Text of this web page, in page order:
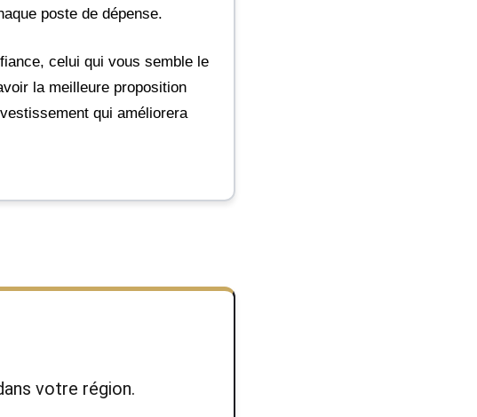
poste de dépense.
celui qui vous semble le
la meilleure proposition
qui améliorera
votre région.